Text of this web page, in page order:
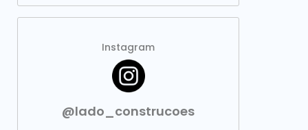
Instagram
@lado_construcoes